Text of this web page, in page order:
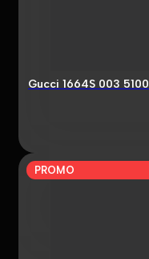
Gucci 1664S 003 5100
PROMO